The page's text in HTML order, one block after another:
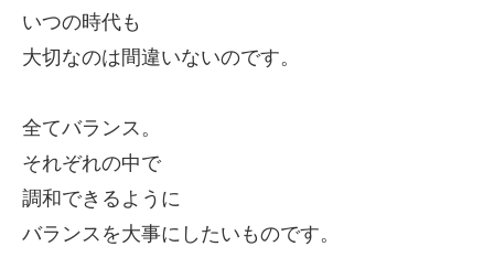
いつの時代も
大切なのは間違いないのです。
全てバランス。
それぞれの中で
調和できるように
バランスを大事にしたいものです。